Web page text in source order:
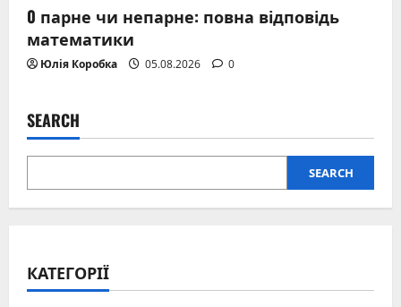
0 парне чи непарне: повна відповідь
математики
Юлія Коробка 05.08.2026 0
SEARCH
SEARCH
КАТЕГОРІЇ